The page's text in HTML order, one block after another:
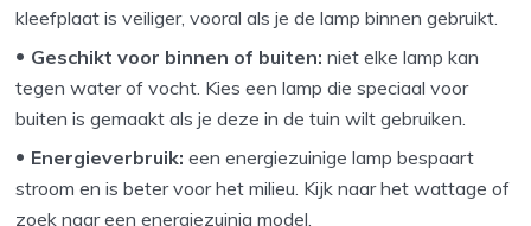
kleefplaat is veiliger, vooral als je de lamp binnen gebruikt.
Geschikt voor binnen of buiten: niet elke lamp kan
tegen water of vocht. Kies een lamp die speciaal voor
buiten is gemaakt als je deze in de tuin wilt gebruiken.
Energieverbruik:een energiezuinige lamp bespaart
stroom en is beter voor het milieu. Kijk naar het wattage of
zoek naar een energiezuinig model.